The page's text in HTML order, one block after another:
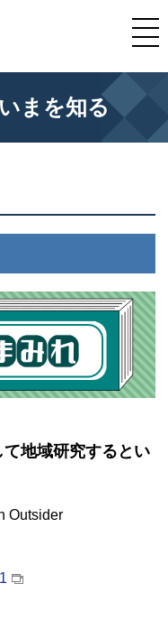
まを知る
地域研究するとい
Outsider